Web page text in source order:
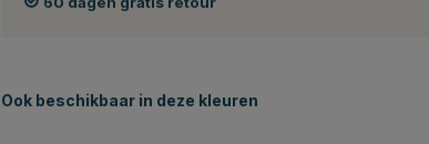
Ook beschikbaar in deze kleuren